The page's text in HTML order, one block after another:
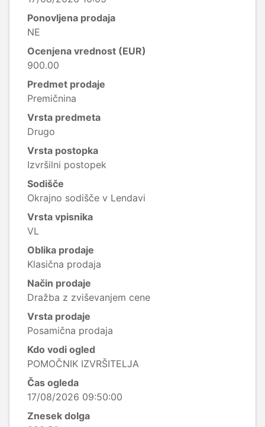
Ponovljena prodaja
NE
Ocenjena vrednost (EUR)
900.00
Predmet prodaje
Premičnina
Vrsta predmeta
Drugo
Vrsta postopka
Izvršilni postopek
Sodišče
Okrajno sodišče v Lendavi
Vrsta vpisnika
VL
Oblika prodaje
Klasična prodaja
Način prodaje
Dražba z zviševanjem cene
Vrsta prodaje
Posamična prodaja
Kdo vodi ogled
POMOČNIK IZVRŠITELJA
Čas ogleda
17/08/2026 09:50:00
Znesek dolga